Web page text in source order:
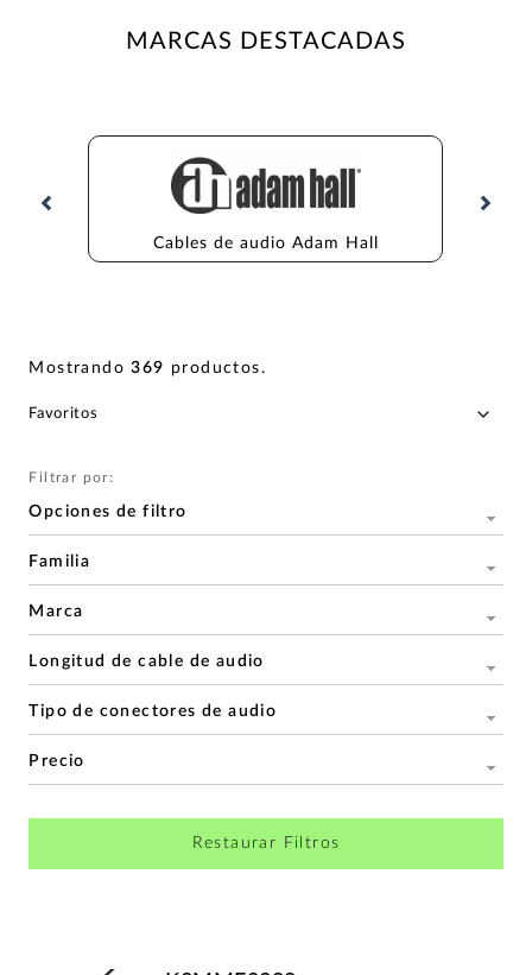
MARCAS DESTACADAS
Cables de audio Adam Hall
Mostrando369 productos.
Filtrar por:
Opciones de filtro
Familia
Marca
Longitud de cable de audio
Tipo de conectores de audio
Precio
Restaurar Filtros